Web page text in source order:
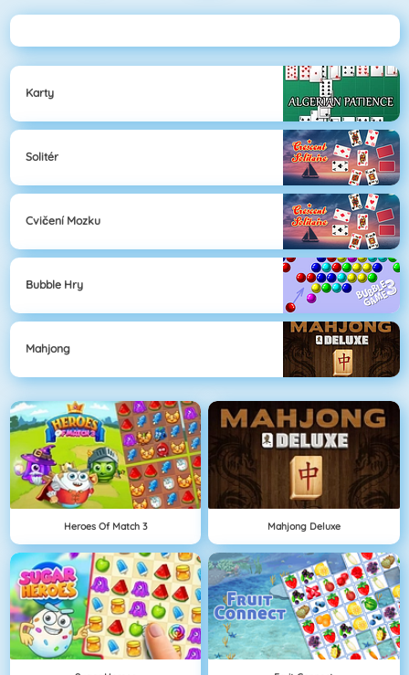
Karty
Solitér
Cvičení Mozku
Bubble Hry
Mahjong
Heroes Of Match 3 Mahjong Deluxe